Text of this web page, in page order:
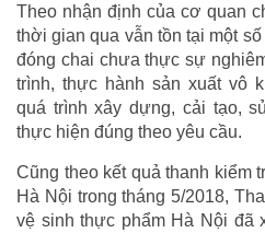
Theo nhận định của cơ quan
thời gian qua vẫn tồn tại một
đóng chai chưa thực sự
trình, thực hành sản xuất vô
quá trình xây dựng, cải tạo,
thực hiện đúng theo yêu cầu.
Cũng theo kết quả thanh kiểm
Hà Nội trong tháng 5/2018,
vệ sinh thực phẩm Hà Nội đã